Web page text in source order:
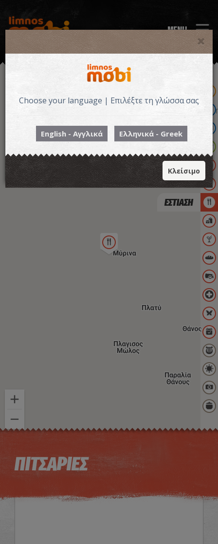
MENU
ΕΣΤΙΑΣΗ
ΠΙΤΣΑΡΙΕΣ
Choose your language | Επιλέξτε τη γλώσσα σας
English - Αγγλικά Ελληνικά - Greek
Κλείσιμο